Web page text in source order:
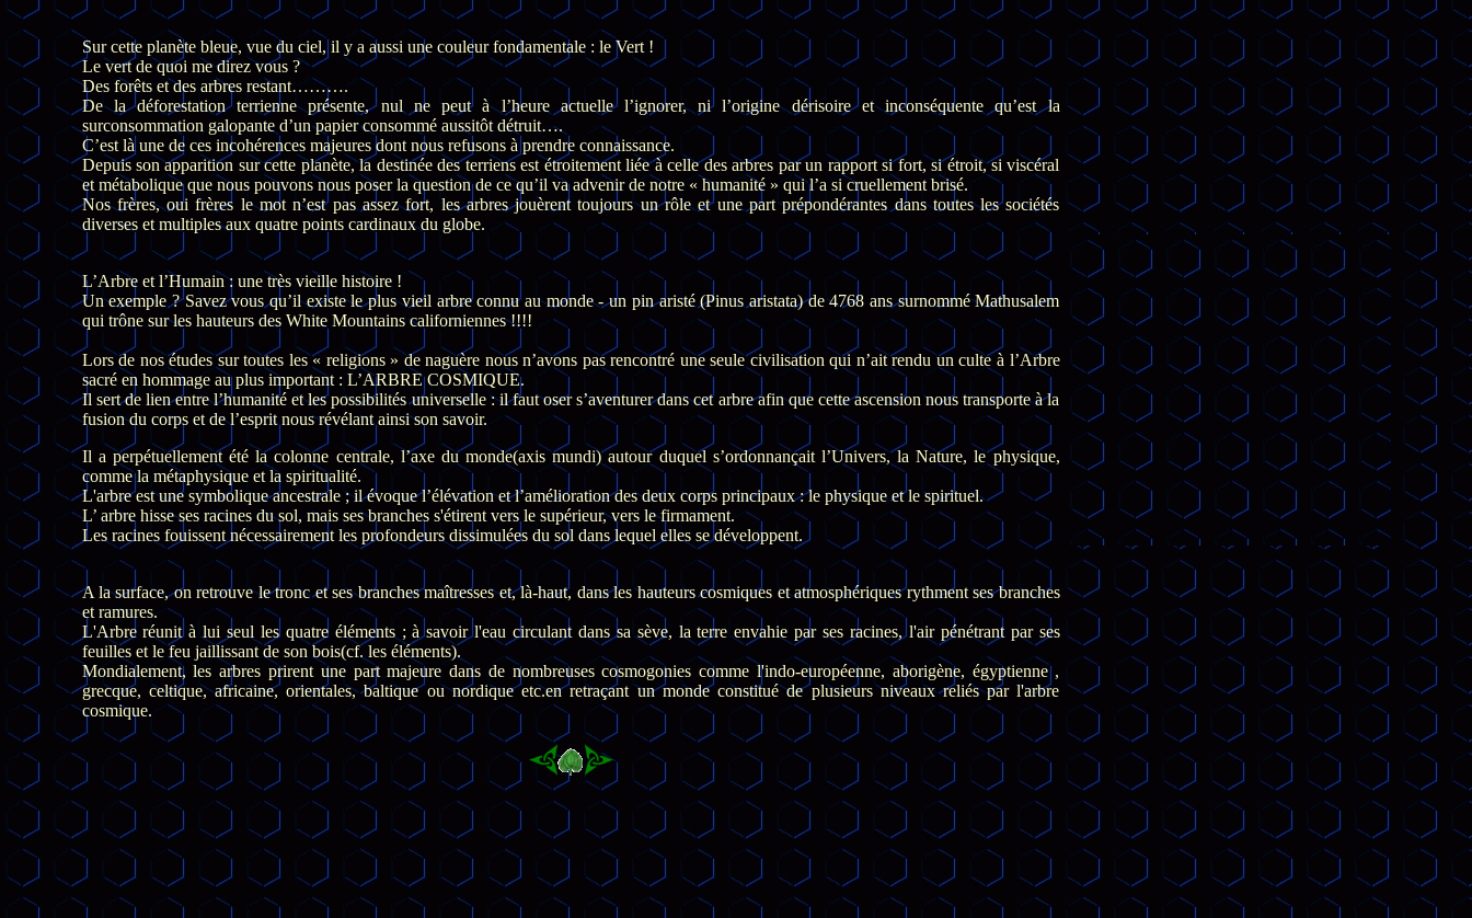
Sur cette planète bleue, vue du ciel, il y a aussi une couleur fondamentale : le Vert !
Le vert de quoi me direz vous ?
Des forêts et des arbres restant……….
De la déforestation terrienne présente, nul ne peut à l’heure actuelle l’ignorer, ni l’origine dérisoire et inconséquente qu’est la
surconsommation galopante d’un papier consommé aussitôt détruit….
C’est là une de ces incohérences majeures dont nous refusons à prendre connaissance.
Depuis son apparition sur cette planète, la destinée des terriens est étroitement liée à celle des arbres par un rapport si fort, si étroit, si viscéral
et métabolique que nous pouvons nous poser la question de ce qu’il va advenir de notre « humanité » qui l’a si cruellement brisé.
Nos frères, oui frères le mot n’est pas assez fort, les arbres jouèrent toujours un rôle et une part prépondérantes dans toutes les sociétés
diverses et multiples aux quatre points cardinaux du globe.
L’Arbre et l’Humain : une très vieille histoire !
Un exemple ? Savez vous qu’il existe le plus vieil arbre connu au monde - un pin aristé (Pinus aristata) de 4768 ans surnommé Mathusalem
qui trône sur les hauteurs des White Mountains californiennes !!!!
Lors de nos études sur toutes les « religions » de naguère nous n’avons pas rencontré une seule civilisation qui n’ait rendu un culte à l’Arbre
sacré en hommage au plus important : L’ARBRE COSMIQUE.
Il sert de lien entre l’humanité et les possibilités universelle : il faut oser s’aventurer dans cet arbre afin que cette ascension nous transporte à la
fusion du corps et de l’esprit nous révélant ainsi son savoir.
Il a perpétuellement été la colonne centrale, l’axe du monde(axis mundi) autour duquel s’ordonnançait l’Univers, la Nature, le physique,
comme la métaphysique et la spiritualité.
L'arbre est une symbolique ancestrale ; il évoque l’élévation et l’amélioration des deux corps principaux : le physique et le spirituel.
L’ arbre hisse ses racines du sol, mais ses branches s'étirent vers le supérieur, vers le firmament.
Les racines fouissent nécessairement les profondeurs dissimulées du sol dans lequel elles se développent.
A la surface, on retrouve le tronc et ses branches maîtresses et, là-haut, dans les hauteurs cosmiques et atmosphériques rythment ses branches
et ramures.
L'Arbre réunit à lui seul les quatre éléments ; à savoir l'eau circulant dans sa sève, la terre envahie par ses racines, l'air pénétrant par ses
feuilles et le feu jaillissant de son bois(cf. les éléments).
Mondialement, les arbres prirent une part majeure dans de nombreuses cosmogonies comme l'indo-européenne, aborigène, égyptienne ,
grecque, celtique, africaine, orientales, baltique ou nordique etc.en retraçant un monde constitué de plusieurs niveaux reliés par l'arbre
cosmique.